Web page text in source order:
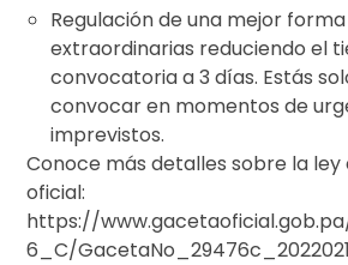
Regulación de una mejor
extraordinarias reduciendo el
convocatoria a 3 días. Estás
convocar en momentos de
imprevistos.
Conoce más detalles sobre la
oficial:
https://
6_C/